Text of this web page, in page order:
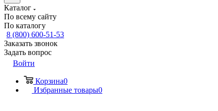
Каталог
По всему сайту
По каталогу
8 (800) 600-51-53
Заказать звонок
Задать вопрос
Войти
Корзина0
Избранные товары0